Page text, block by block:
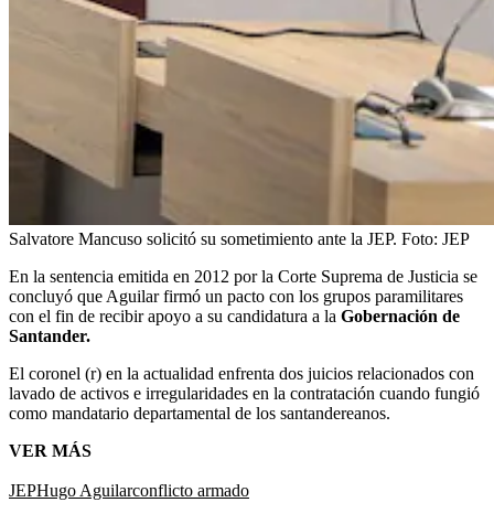
Salvatore Mancuso solicitó su sometimiento ante la JEP. Foto: JEP
En la sentencia emitida en 2012 por la Corte Suprema de Justicia se
concluyó que Aguilar firmó un pacto con los grupos paramilitares
con el fin de recibir apoyo a su candidatura a la Gobernación de
Santander.
El coronel (r) en la actualidad enfrenta dos juicios relacionados con
lavado de activos e irregularidades en la contratación cuando fungió
como mandatario departamental de los santandereanos.
VER MÁS
JEPHugo Aguilarconflicto armado